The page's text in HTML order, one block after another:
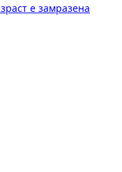
е замразена